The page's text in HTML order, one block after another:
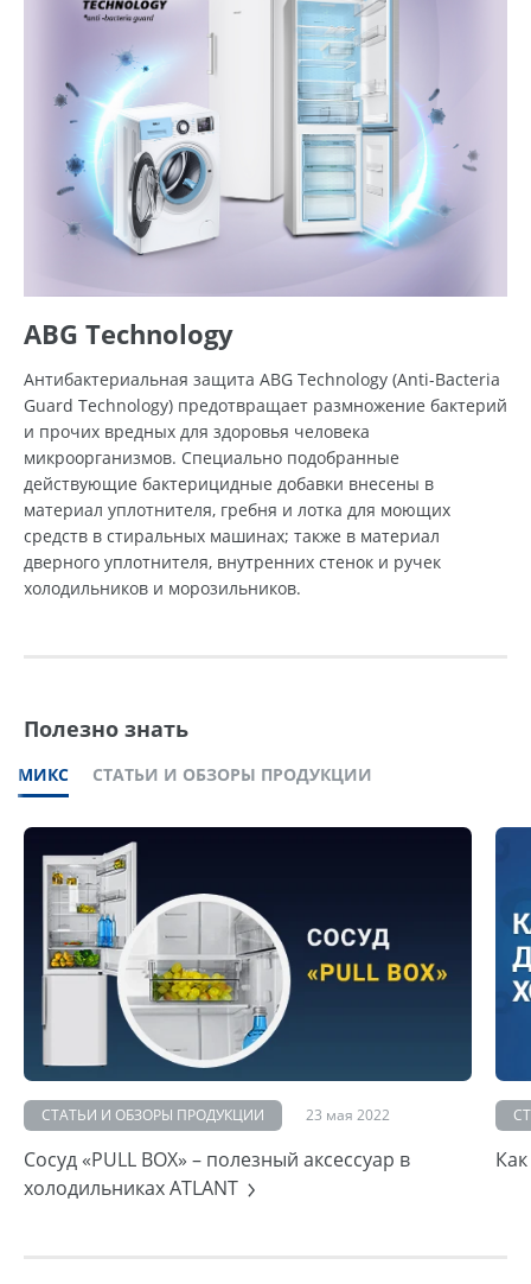
ABG Technology
Антибактериальная защита ABG Technology (Anti-Bacteria
Guard Technology) предотвращает размножение бактерий
и прочих вредных для здоровья человека
микроорганизмов. Специально подобранные
действующие бактерицидные добавки внесены в
материал уплотнителя, гребня и лотка для моющих
средств в стиральных машинах; также в материал
дверного уплотнителя, внутренних стенок и ручек
холодильников и морозильников.
Полезно знать
МИКС СТАТЬИ И ОБЗОРЫ ПРОДУКЦИИ
СТАТЬИ И ОБЗОРЫ ПРОДУКЦИИ 23 мая 2022
Сосуд «PULL BOX» – полезный аксессуар в
холодильниках ATLANT